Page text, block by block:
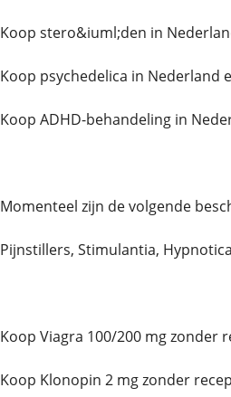
Koop stero&iuml;den in
Koop psychedelica in Nederland
Koop ADHD-behandeling in
Momenteel zijn de volgende
Pijnstillers, Stimulantia,
Koop Viagra 100/200 mg zonder
Koop Klonopin 2 mg zonder